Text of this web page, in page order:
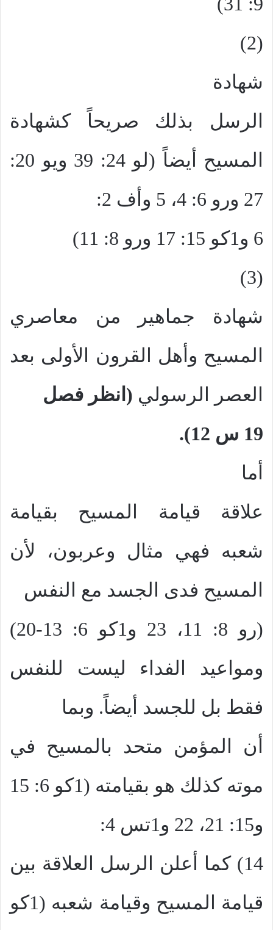
(2)
شهادة
الرسل بذلك صريحاً كشهادة
المسيح أيضاً (لو 24: 39 ويو 20:
27 ورو 6: 4، 5 وأف 2:
6 و1كو 15: 17 ورو 8: 11)
(3)
شهادة جماهير من معاصري
المسيح وأهل القرون الأولى بعد
العصر الرسولي (انظر فصل
19 س 12).
أما
علاقة قيامة المسيح بقيامة
شعبه فهي مثال وعربون، لأن
المسيح فدى الجسد مع النفس
(رو 8: 11، 23 و1كو 6: 13-20)
ومواعيد الفداء ليست للنفس
فقط بل للجسد أيضاً. وبما
أن المؤمن متحد بالمسيح في
موته كذلك هو بقيامته (1كو 6: 15
و15: 21، 22 و1تس 4:
14) كما أعلن الرسل العلاقة بين
قيامة المسيح وقيامة شعبه (1كو